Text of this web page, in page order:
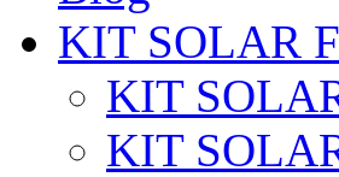
KIT SOLAR
KIT
KIT